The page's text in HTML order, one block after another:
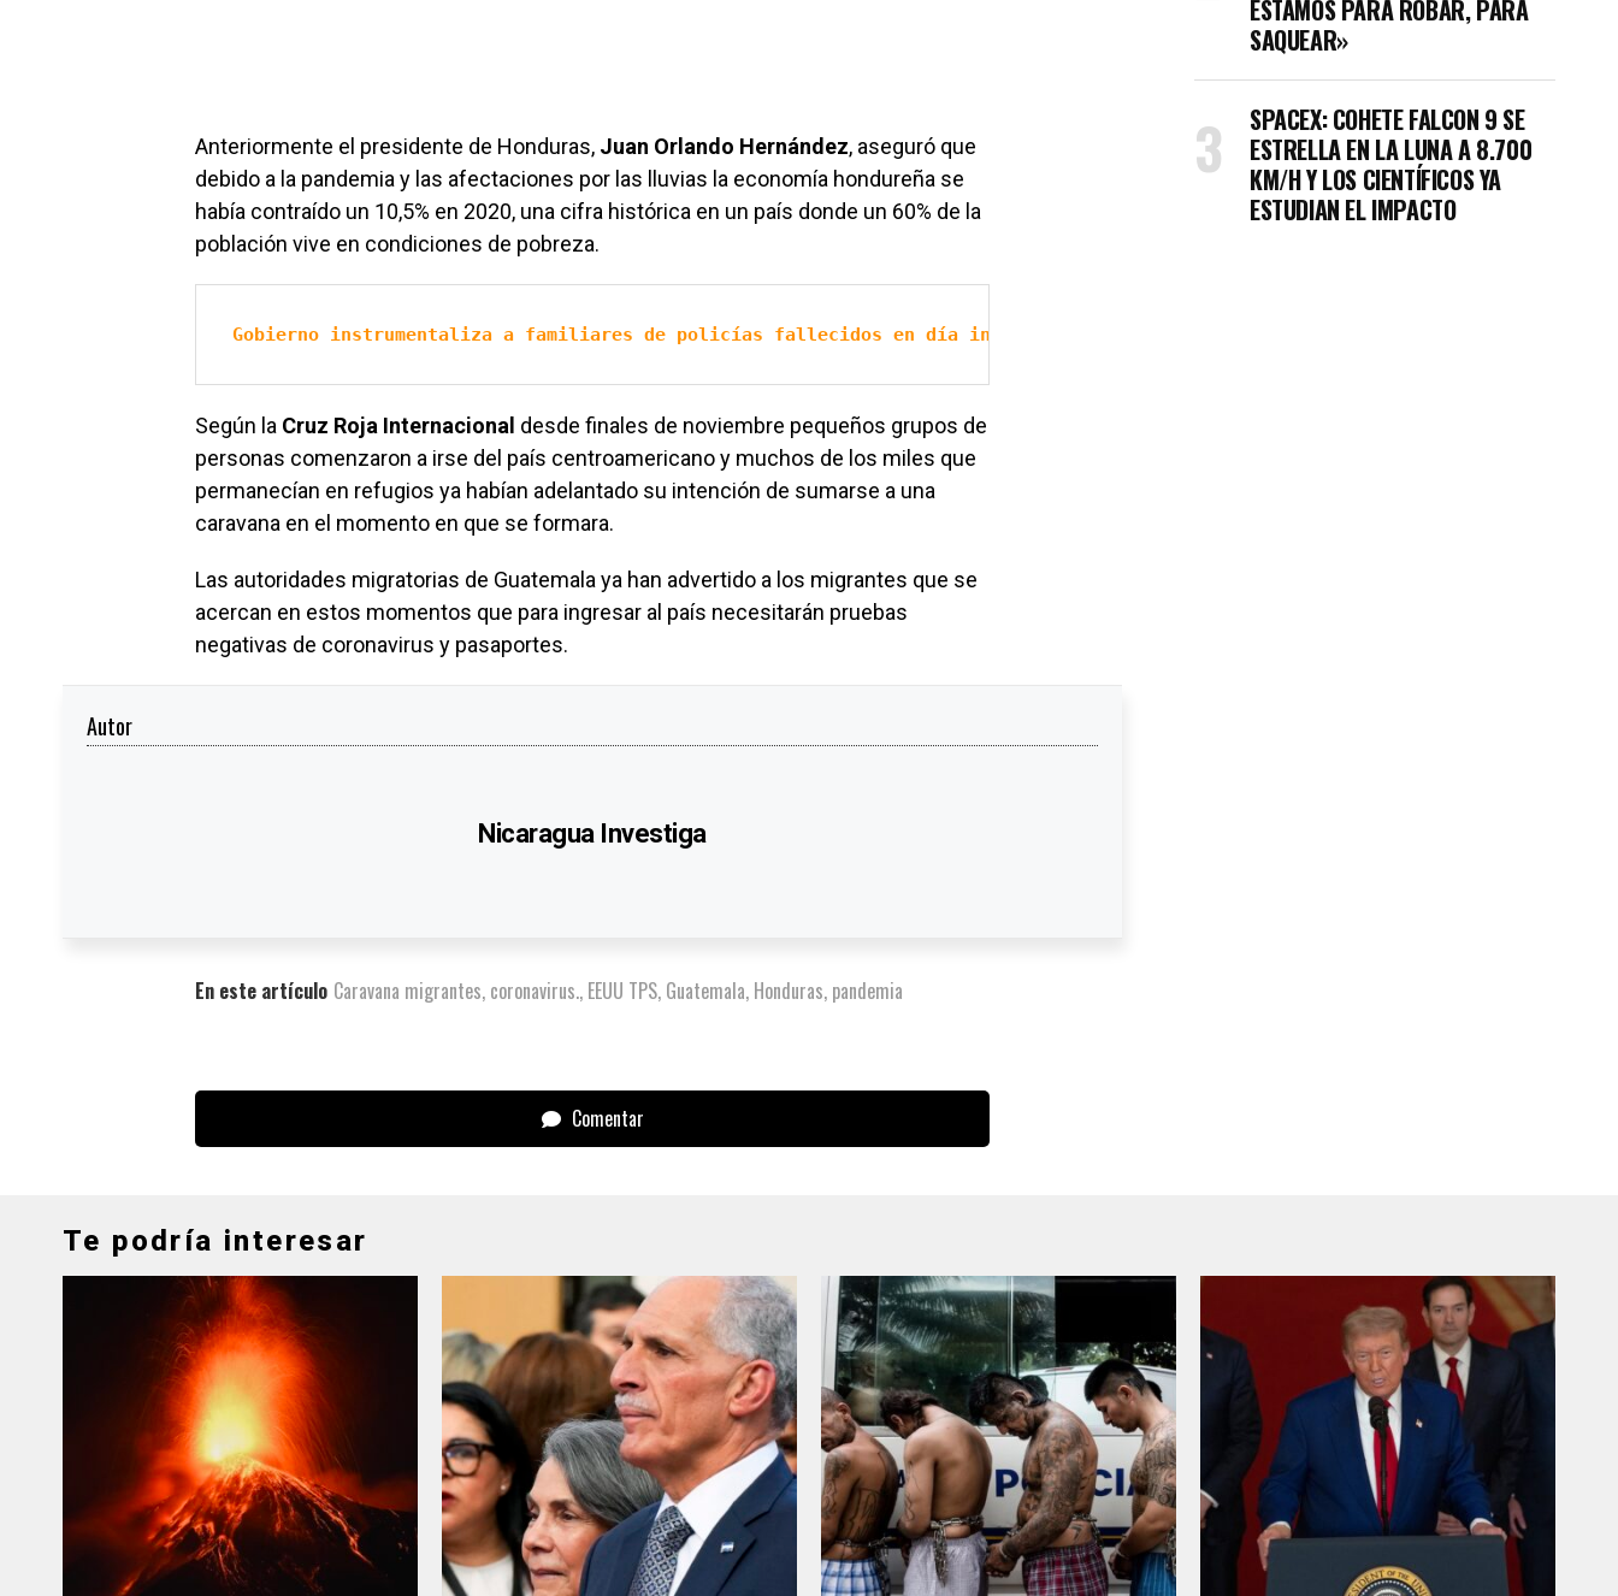
Anteriormente el presidente de Honduras, Juan Orlando Hernández, aseguró que
debido a la pandemia y las afectaciones por las lluvias la economía hondureña se
había contraído un 10,5% en 2020, una cifra histórica en un país donde un 60% de la
población vive en condiciones de pobreza.
Gobierno instrumentaliza a familiares de policías fallecidos en día internacional de los derechos humanos
Según la Cruz Roja Internacional desde finales de noviembre pequeños grupos de
personas comenzaron a irse del país centroamericano y muchos de los miles que
permanecían en refugios ya habían adelantado su intención de sumarse a una
caravana en el momento en que se formara.
Las autoridades migratorias de Guatemala ya han advertido a los migrantes que se
acercan en estos momentos que para ingresar al país necesitarán pruebas
negativas de coronavirus y pasaportes.
Autor
Nicaragua Investiga
En este artículo Caravana migrantes, coronavirus., EEUU TPS, Guatemala, Honduras, pandemia
Comentar
ESTAMOS PARA ROBAR, PARA
SAQUEAR»
SPACEX: COHETE FALCON 9 SE
ESTRELLA EN LA LUNA A 8.700
KM/H Y LOS CIENTÍFICOS YA
ESTUDIAN EL IMPACTO
Te podría interesar